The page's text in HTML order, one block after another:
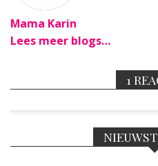
Mama Karin
Lees meer blogs…
1